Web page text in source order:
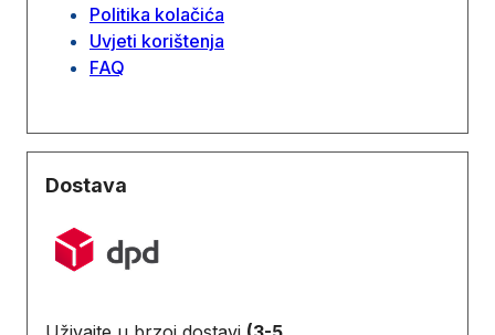
Politika kolačića
Uvjeti korištenja
FAQ
Dostava